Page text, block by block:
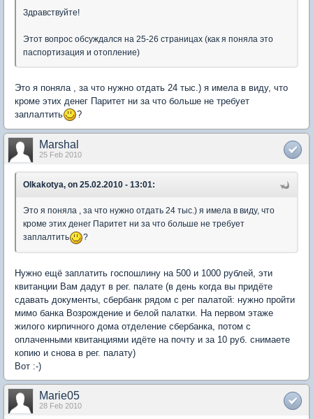
Здравствуйте!
Этот вопрос обсуждался на 25-26 страницах (как я поняла это
паспортизация и отопление)
Это я поняла , за что нужно отдать 24 тыс.) я имела в виду, что
кроме этих денег Паритет ни за что больше не требует
заплалтить
?
Marshal
25 Feb 2010
Olkakotya, on 25.02.2010 - 13:01:
Это я поняла , за что нужно отдать 24 тыс.) я имела в виду, что
кроме этих денег Паритет ни за что больше не требует
заплалтить
?
Нужно ещё заплатить госпошлину на 500 и 1000 рублей, эти
квитанции Вам дадут в рег. палате (в день когда вы придёте
сдавать документы, сбербанк рядом с рег палатой: нужно пройти
мимо банка Возрождение и белой палатки. На первом этаже
жилого кирпичного дома отделение сбербанка, потом с
оплаченными квитанциями идёте на почту и за 10 руб. снимаете
копию и снова в рег. палату)
Вот :-)
Marie05
28 Feb 2010